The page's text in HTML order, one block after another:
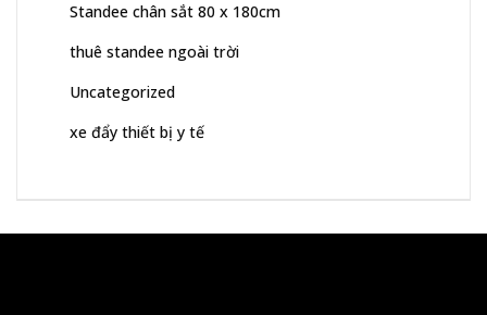
Standee chân sắt 80 x 180cm
thuê standee ngoài trời
Uncategorized
xe đẩy thiết bị y tế